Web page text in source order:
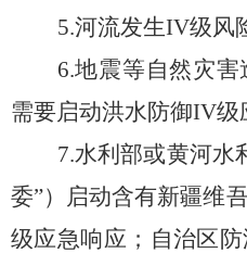
5.河流发生IV级风
6.地震等自然灾
需要启动洪水防御IV级
7.水利部或黄河水
委”）
启动含有新疆维
级应急响应；自治区防